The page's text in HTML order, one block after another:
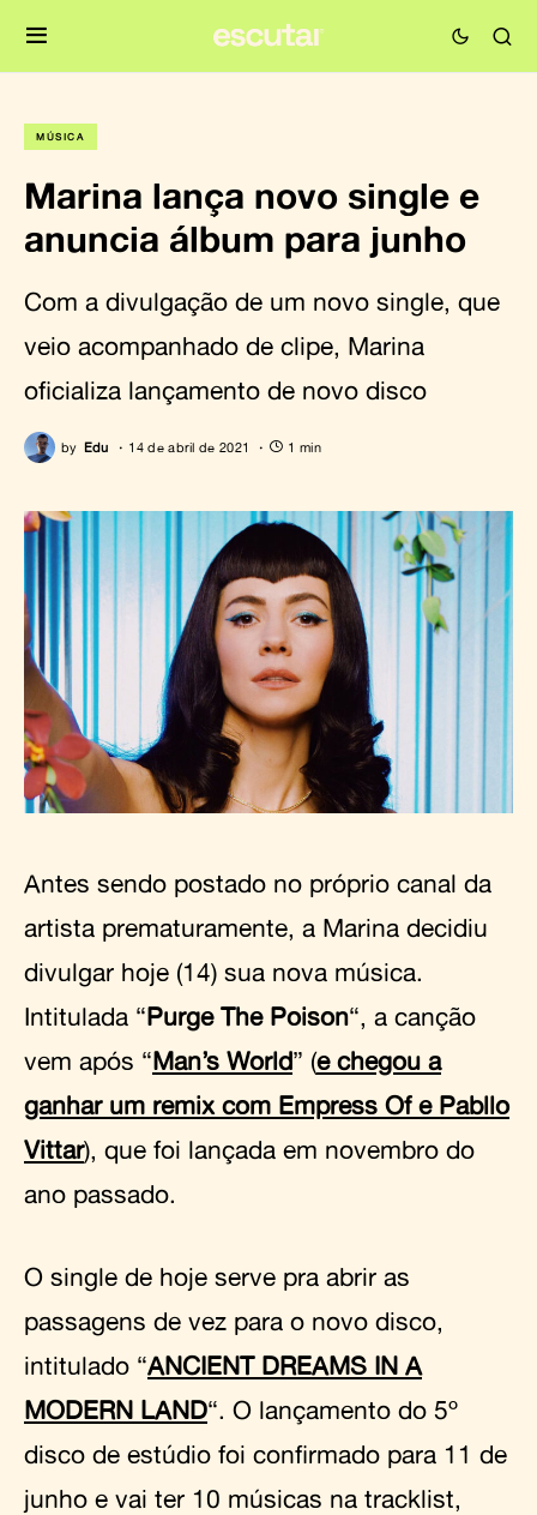
MÚSICA
Marina lança novo single e
anuncia álbum para junho
Com a divulgação de um novo single, que
veio acompanhado de clipe, Marina
oficializa lançamento de novo disco
by Edu 14 de abril de 2021 1 min
Antes sendo postado no próprio canal da
artista prematuramente, a Marina decidiu
divulgar hoje (14) sua nova música.
Intitulada “Purge The Poison“, a canção
vem após “Man’s World” (e chegou a
ganhar um remix com Empress Of e Pabllo
Vittar), que foi lançada em novembro do
ano passado.
O single de hoje serve pra abrir as
passagens de vez para o novo disco,
intitulado “ANCIENT DREAMS IN A
MODERN LAND“. O lançamento do 5º
disco de estúdio foi confirmado para 11 de
junho e vai ter 10 músicas na tracklist,